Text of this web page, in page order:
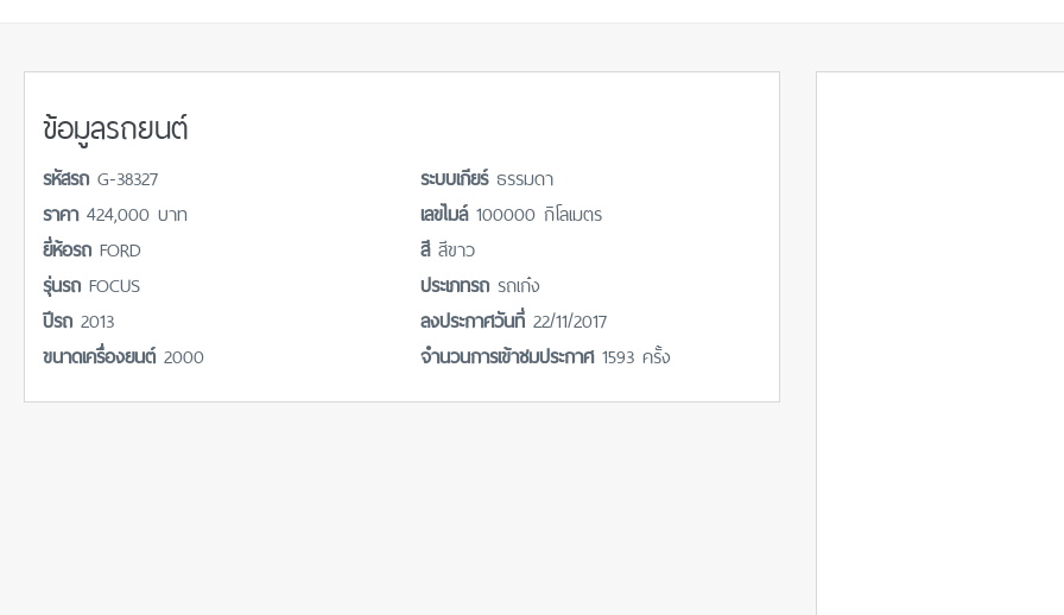
ข้อมูลรถยนต์
รหัสรถ G-38327
ราคา 424,000 บาท
ยี่ห้อรถ FORD
รุ่นรถ FOCUS
ปีรถ 2013
ขนาดเครื่องยนต์ 2000
ระบบเกียร์ ธรรมดา
เลขไมล์ 100000 กิโลเมตร
สี สีขาว
ประเภทรถ รถเก๋ง
ลงประกาศวันที่ 22/11/2017
จำนวนการเข้าชมประกาศ 1593 ครั้ง